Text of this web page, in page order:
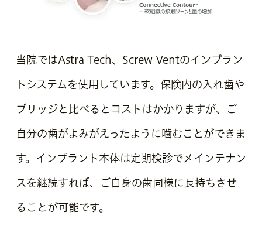
当院ではAstra Tech、Screw Ventのインプラン
トシステムを使用しています。保険内の入れ歯や
ブリッジと比べるとコストはかかりますが、ご
自分の歯がよみがえったように噛むことができま
す。インプラント本体は定期検診でメインテナン
ス を継続すれば、ご自身の歯同様に長持ちさせ
ることが可能です。